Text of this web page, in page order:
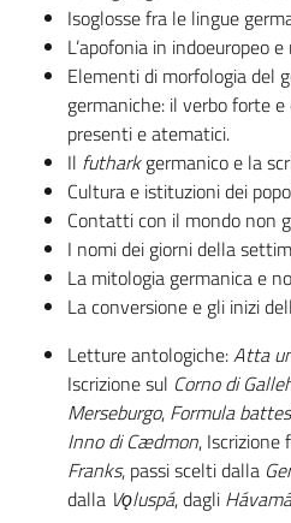
Isoglosse fra le lingue
L’apofonia in indoeuropeo
Elementi di morfologia del
germaniche: il verbo forte
presenti e atematici.
Il futharkgermanico e la
Cultura e istituzioni dei
Contatti con il mondo non
I nomi dei giorni della
La mitologia germanica e
La conversione e gli inizi
Letture antologiche:Atta
Iscrizione sul Corno di
Merseburgo, Formula
Inno di Cædmon, Iscrizione
Franks, passi scelti dalla
dalla Vǫluspá, dagli